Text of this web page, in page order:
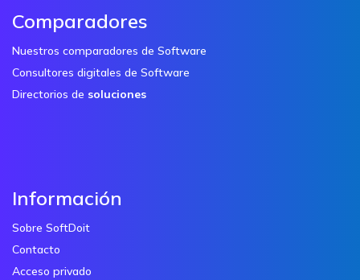
Comparadores
Nuestros comparadores de Software
Consultores digitales de Software
Directorios de soluciones
Información
Sobre SoftDoit
Contacto
Acceso privado